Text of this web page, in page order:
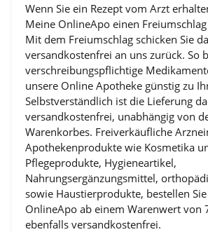
Wenn Sie ein Rezept vom Arzt
Meine OnlineApo einen
Mit dem Freiumschlag schicken Sie
versandkostenfrei an uns zurück. So
verschreibungspflichtige
unsere Online Apotheke günstig zu
Selbstverständlich ist die Lieferung
versandkostenfrei, unabhängig von
Warenkorbes. Freiverkäufliche
Apothekenprodukte wie Kosmetika
Pflegeprodukte, Hygieneartikel,
Nahrungsergänzungsmittel,
sowie Haustierprodukte, bestellen
OnlineApo ab einem Warenwert von
ebenfalls versandkostenfrei.